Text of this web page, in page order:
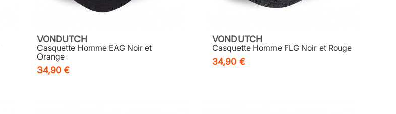
VONDUTCH
Casquette Homme EAG Noir et
Orange
34,90 €
VONDUTCH
Casquette Homme FLG Noir et Rouge
34,90 €